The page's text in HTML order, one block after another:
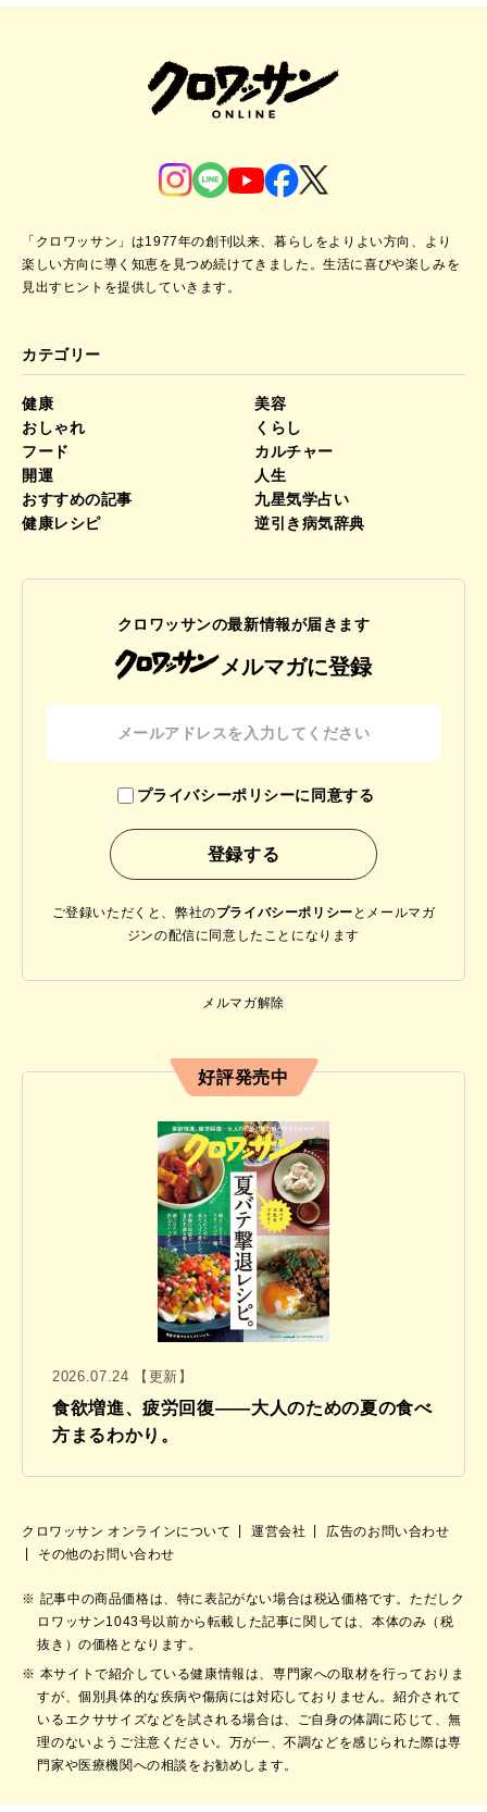
「クロワッサン」は1977年の創刊以来、暮らしをよりよい方向、より
楽しい方向に導く知恵を見つめ続けてきました。生活に喜びや楽しみを
見出すヒントを提供していきます。
カテゴリー
健康
美容
おしゃれ
くらし
フード
カルチャー
開運
人生
おすすめの記事
九星気学占い
健康レシピ
逆引き病気辞典
クロワッサンの最新情報が届きます
メルマガに登録
プライバシーポリシーに同意する
ご登録いただくと、弊社のプライバシーポリシー と メールマガ
ジンの配信に同意したことになります
メルマガ解除
好評発売中
2026.07.24 【更新】
食欲増進、疲労回復——大人のための夏の食べ
方まるわかり。
クロワッサン オンラインについて 運営会社
広告のお問い合わせ
その他のお問い合わせ
記事中の商品価格は、特に表記がない場合は税込価格です。ただしク
ロワッサン1043号以前から転載した記事に関しては、本体のみ（税
抜き）の価格となります。
本サイトで紹介している健康情報は、専門家への取材を行っておりま
すが、個別具体的な疾病や傷病には対応しておりません。紹介されて
いるエクササイズなどを試される場合は、ご自身の体調に応じて、無
理のないようご注意ください。万が一、不調などを感じられた際は専
門家や医療機関への相談をお勧めします。